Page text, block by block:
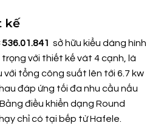
kế
sở hữu kiểu dáng hình
với thiết kế vát 4 cạnh, là
với tổng công suất lên tới 6.7 kw
đáp ứng tối đa nhu cầu nấu
điều khiển dạng Round
chỉ có tại bếp từ Hafele.